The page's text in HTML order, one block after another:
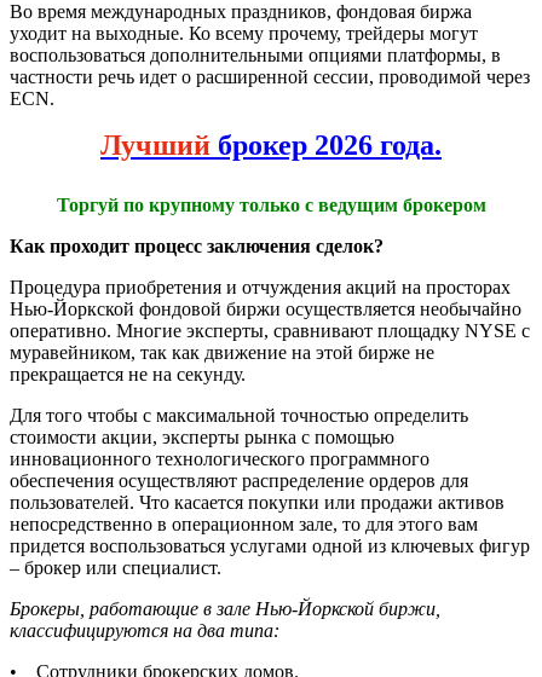
Во время международных праздников, фондовая биржа
уходит на выходные. Ко всему прочему, трейдеры могут
воспользоваться дополнительными опциями платформы, в
частности речь идет о расширенной сессии, проводимой через
ECN.
Лучший брокер 2026 года.
Торгуй по крупному только с ведущим брокером
Как проходит процесс заключения сделок?
Процедура приобретения и отчуждения акций на просторах
Нью-Йоркской фондовой биржи осуществляется необычайно
оперативно. Многие эксперты, сравнивают площадку NYSE с
муравейником, так как движение на этой бирже не
прекращается не на секунду.
Для того чтобы с максимальной точностью определить
стоимости акции, эксперты рынка с помощью
инновационного технологического программного
обеспечения осуществляют распределение ордеров для
пользователей. Что касается покупки или продажи активов
непосредственно в операционном зале, то для этого вам
придется воспользоваться услугами одной из ключевых фигур
– брокер или специалист.
Брокеры, работающие в зале Нью-Йоркской биржи,
классифицируются на два типа:
• Сотрудники брокерских домов.